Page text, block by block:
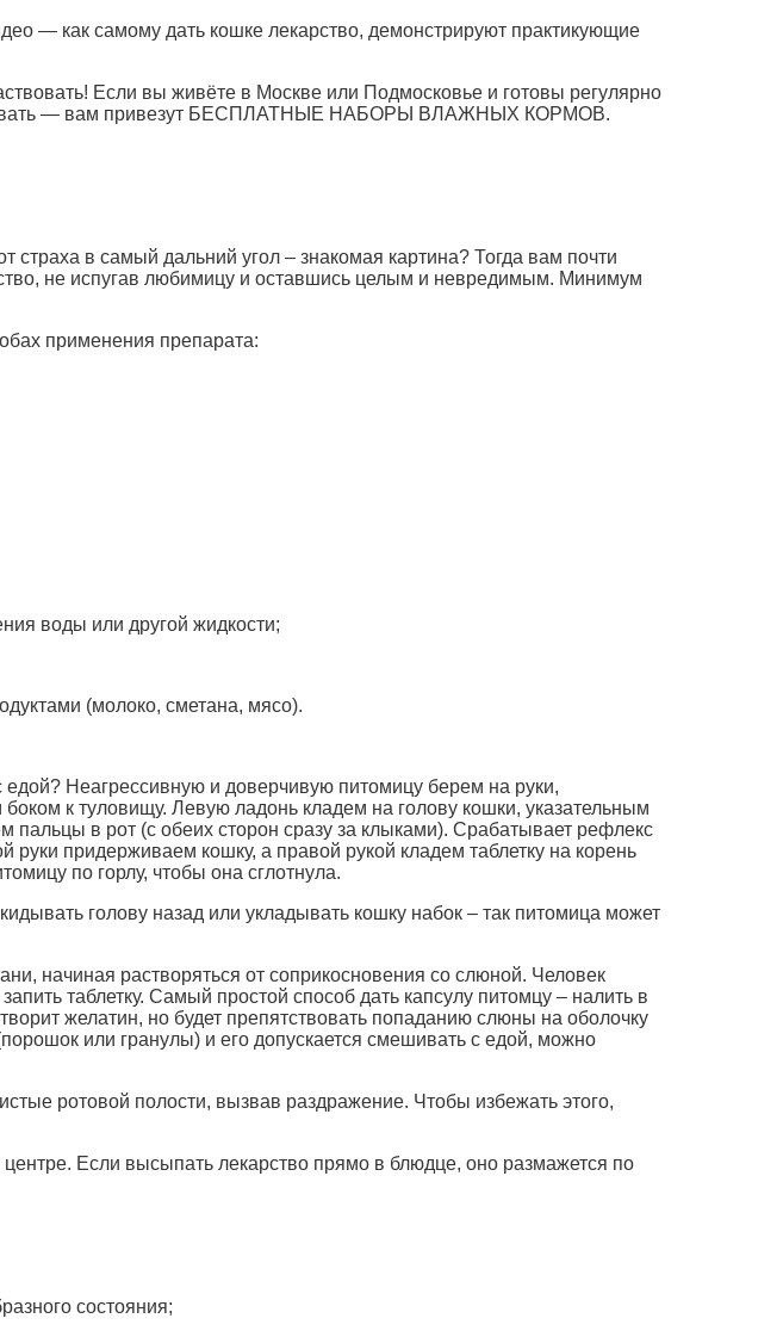
— как самому дать кошке лекарство, демонстрируют практикующие
Если вы живёте в Москве или Подмосковье и готовы регулярно
— вам привезут БЕСПЛАТНЫЕ НАБОРЫ ВЛАЖНЫХ КОРМОВ.
в самый дальний угол – знакомая картина? Тогда вам почти
не испугав любимицу и оставшись целым и невредимым. Минимум
применения препарата:
воды или другой жидкости;
(молоко, сметана, мясо).
едой? Неагрессивную и доверчивую питомицу берем на руки,
к туловищу. Левую ладонь кладем на голову кошки, указательным
в рот (с обеих сторон сразу за клыками). Срабатывает рефлекс
руки придерживаем кошку, а правой рукой кладем таблетку на корень
по горлу, чтобы она сглотнула.
голову назад или укладывать кошку набок – так питомица может
начиная растворяться от соприкосновения со слюной. Человек
таблетку. Самый простой способ дать капсулу питомцу – налить в
желатин, но будет препятствовать попаданию слюны на оболочку
или гранулы) и его допускается смешивать с едой, можно
ротовой полости, вызвав раздражение. Чтобы избежать этого,
Если высыпать лекарство прямо в блюдце, оно размажется по
состояния;